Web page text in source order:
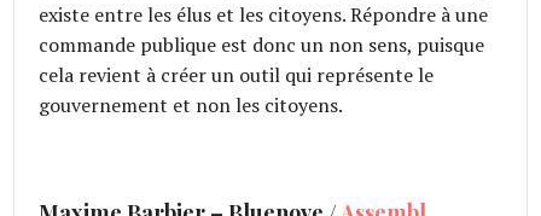
existe entre les élus et les citoyens. Répondre à une
commande publique est donc un non sens, puisque
cela revient à créer un outil qui représente le
gouvernement et non les citoyens.